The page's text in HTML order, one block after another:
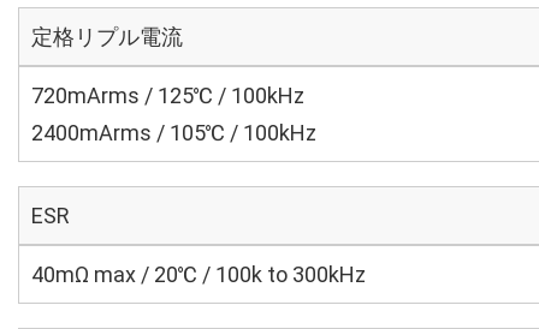
定格リプル電流
720mArms / 125℃ / 100kHz
2400mArms / 105℃ / 100kHz
ESR
40mΩ max / 20℃ / 100k to 300kHz